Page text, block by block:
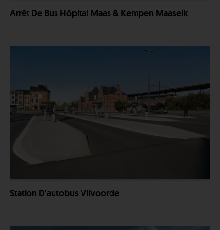
Arrêt De Bus Hôpital Maas & Kempen Maaseik
Station D'autobus Vilvoorde